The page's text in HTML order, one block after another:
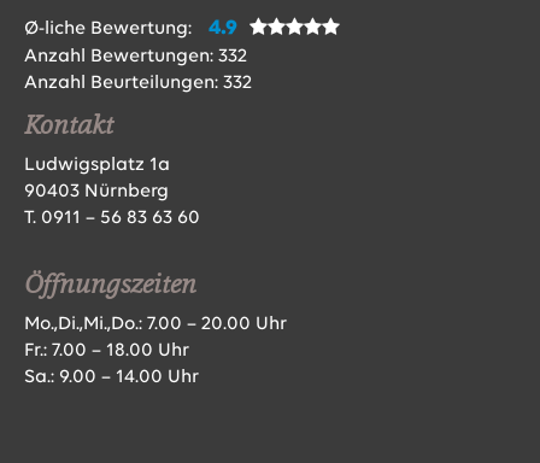
Ø-liche Bewertung: 4.9
Anzahl Bewertungen: 332
Anzahl Beurteilungen: 332
Kontakt
Ludwigsplatz 1a
90403 Nürnberg
T. 0911 – 56 83 63 60
Öffnungszeiten
Mo.,Di.,Mi.,Do.: 7.00 – 20.00 Uhr
Fr.: 7.00 – 18.00 Uhr
Sa.: 9.00 – 14.00 Uhr